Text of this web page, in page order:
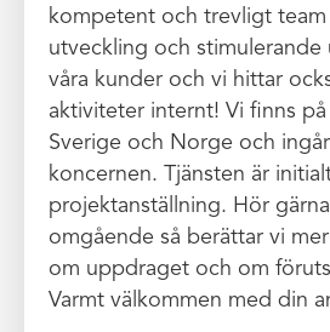
kompetent och trevligt
utveckling och
våra kunder och vi hittar
aktiviteter internt! Vi finns
Sverige och Norge och
koncernen. Tjänsten är
projektanställning. Hör
omgående så berättar vi
om uppdraget och om
Varmt välkommen med din